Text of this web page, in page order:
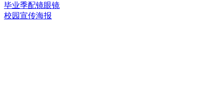
毕业季配镜眼镜
校园宣传海报